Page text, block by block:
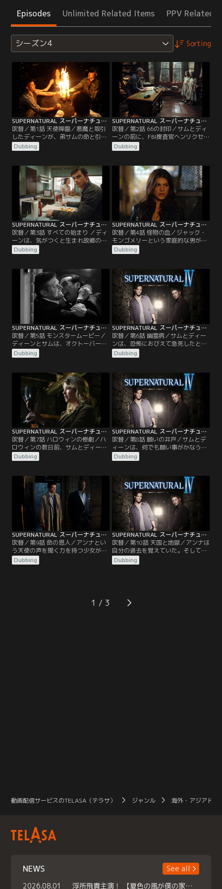
Episodes Unlimited Related Items PPV Related
シーズン4 Sorting
SUPERNATURAL スーパーナチュラル シーズン4 第01話／吹替
吹替／第1話 天使降臨／悪魔と取引
したディーンが、弟サムの命と引き
換えに地獄の猟犬に切り裂かれてか
ら4か月が過ぎようとしていた。あ
が、地獄に堕ちたはずが なぜ生き返
ったのか知るよしもない。ディーン
との再会を喜ぶサムとボビー。だ
が、助かった代償に悪魔たちが何を
望んでいるのかを考えると、三人は
戦慄を覚え…。
Dubbing
SUPERNATURAL スーパーナチュラル シーズン4 第02話／吹替
吹替／第2話 66の封印／サムとディ
ーンの前に、FBI捜査官ヘンリクセン
とメグの霊が現れ、自分たちを見捨
てたと言って二人を責め立てる。突
ディーン。その頃ボビーも同じよう
に、以前救えなかった子供たちの霊
から殺されそうになっていた。サム
とディーンはボビーを間一髪で救い
出すが、ハンターへの怒りに満ちた
霊が…。
Dubbing
SUPERNATURAL スーパーナチュラル シーズン4 第03話／吹替
吹替／第3話 すべての始まり ／ディ
ーンは、気がつくと生まれ故郷のカ
ンザス州ローレンスにいた。驚いた
ことに、そこは まだ若い父ジョンと
だった。ディーンは、なぜこの時代
にタイムスリップしたのか分からな
いまま、恋に落ちている若い両親
や、初めて会う祖父との楽しい時間
を過ごす。ところがこの家族こそ
Dubbing
SUPERNATURAL スーパーナチュラル シーズン4 第04話／吹替
吹替／第4話 怪物の血／ジャック・
モンゴメリーという家庭的な男が、
人肉を食べる怪物ルーガルーに変身
する。人食いとなった人々は、人間
か理解できない。同じようにねじれ
た運命の犠牲者であるサムは、ジャ
ックの衝動はコントロールできると
信じ、説得しようと言う。一方 ディ
ーンは、射殺することが真っ当な対
処の仕方だと主張する。
Dubbing
SUPERNATURAL スーパーナチュラル シーズン4 第05話／吹替
吹替／第5話 モンスタームービー／
ディーンとサムは、オクトーバーフ
ェストでにぎわう町で次々に起こる
殺人事件を捜査する。第一の犠牲者
噛まれたような跡があり、第二の犠
牲者は狼男に襲われたような傷を負
っている。その後ディーンは、ミイ
ラが棺から起き上がったことを知る
と…。
Dubbing
SUPERNATURAL スーパーナチュラル シーズン4 第06話／吹替
吹替／第6話 幽霊病／サムとディー
ンは、恐怖におびえて急死したと思
われる人たちの死亡事件を調べる。
犠牲者の検視のため死体安置所へ行
感染してしまう。発症するとすべて
のことに不安になり、最後には激し
い恐怖によって心臓マヒを起こして
死ぬという。ディーンの地獄行きを
阻止するため、サムとボビーは…。
Dubbing
SUPERNATURAL スーパーナチュラル シーズン4 第07話／吹替
吹替／第7話 ハロウィンの惨劇／ハ
ロウィンの数日前、サムとディーン
は小さな町で起きた2つの不可解な
死亡事件を捜査していた。事件のあ
魔女がサウィンという悪魔を呼び出
そうとしていると推測する。そこに
天使カスティエルが現れ、サウィン
が復活すれば、ある封印が解かれる
と伝える。そして復活を阻止するた
め…。
Dubbing
SUPERNATURAL スーパーナチュラル シーズン4 第08話／吹替
吹替／第8話 願いの井戸／サムとデ
ィーンは、何でも願い事がかなうと
いう町を調査する。その町では、思
いもよらないことが次々と起こって
ったり、宝くじが当たったり、さえ
ない男の子に信じられないようなガ
ールフレンドができたり…。だがサ
ムとディーンは…。
Dubbing
SUPERNATURAL スーパーナチュラル シーズン4 第09話／吹替
吹替／第9話 命の恩人／アンナとい
う天使の声を聞く力を持つ少女が強
力なパワーの悪魔アラステアに狙わ
れる。この一件に関わったルビーを
話し、ルビーを信じるように言う。
カスティエルとウリエルも現れ、ア
Dubbing
SUPERNATURAL スーパーナチュラル シーズン4 第10話／吹替
吹替／第10話 天国と地獄／アンナは
自分の過去を覚えていた。そしてサ
ムとディーンは、なぜカスティエル
とウリエルがアンナの死を望んでい
るように協力する。うまく記憶を取
り戻せたら、アンナの命は助かるの
Dubbing
1
動画配信サービスのTELASA（テラサ） ジャンル 海外・アジアドラ
NEWS
See all
2026.08.01
浮所飛貴主演！ 【夏色の風が僕の家にやってきた】 本日よりテラサで独占配信スタート！